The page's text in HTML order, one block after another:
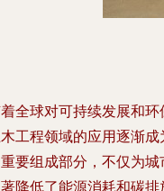
全球对可持续发展和
工程领域的应用逐渐
要组成部分，不仅为
降低了能源消耗和碳排